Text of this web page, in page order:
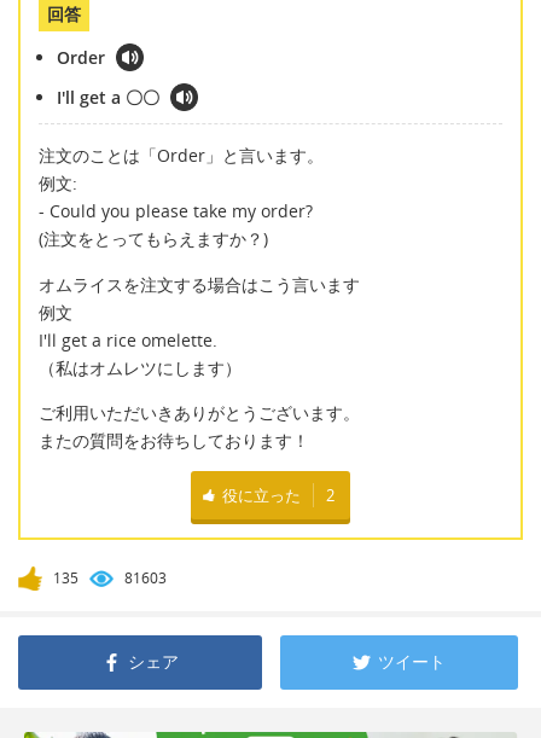
回答
Order
I'll get a 〇〇
注文のことは「Order」と言います。
例文:
- Could you please take my order?
(注文をとってもらえますか？)
オムライスを注文する場合はこう言います
例文
I'll get a rice omelette.
（私はオムレツにします）
ご利用いただいきありがとうございます。
またの質問をお待ちしております！
役に立った 2
135 81603
シェア ツイート